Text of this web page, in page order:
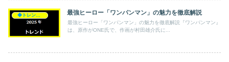
◆トレンド◆ 最強ヒーロー「ワンパンマン」の魅力を徹底解説
最強ヒーロー「ワンパンマン」の魅力を徹底解説『ワンパンマン』
は、原作がONE氏で、作画が村田雄介氏に...